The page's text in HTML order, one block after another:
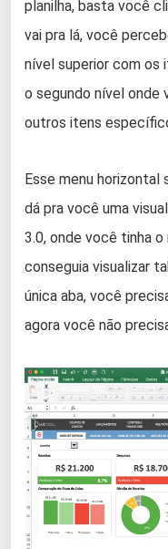
planilha, basta você
vai pra lá, você
nível superior com os
o segundo nível onde
outros itens
Esse menu horizontal
dá pra você uma
3.0, onde você tinha
conseguia visualizar
única aba, você
agora você não